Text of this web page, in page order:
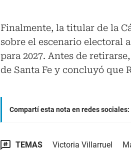
Finalmente, la titular de la
sobre el escenario electoral
para 2027. Antes de
de Santa Fe y concluyó que
Compartí esta nota en redes sociales:
TEMAS Victoria Villarruel